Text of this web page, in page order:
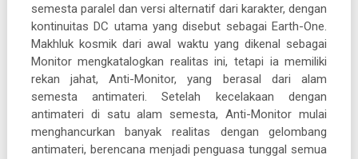
semesta paralel dan versi alternatif dari karakter, dengan
kontinuitas DC utama yang disebut sebagai Earth-One.
Makhluk kosmik dari awal waktu yang dikenal sebagai
Monitor mengkatalogkan realitas ini, tetapi ia memiliki
rekan jahat, Anti-Monitor, yang berasal dari alam
semesta antimateri. Setelah kecelakaan dengan
antimateri di satu alam semesta, Anti-Monitor mulai
menghancurkan banyak realitas dengan gelombang
antimateri, berencana menjadi penguasa tunggal semua